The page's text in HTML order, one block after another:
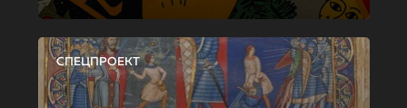
СПЕЦПРОЕКТ